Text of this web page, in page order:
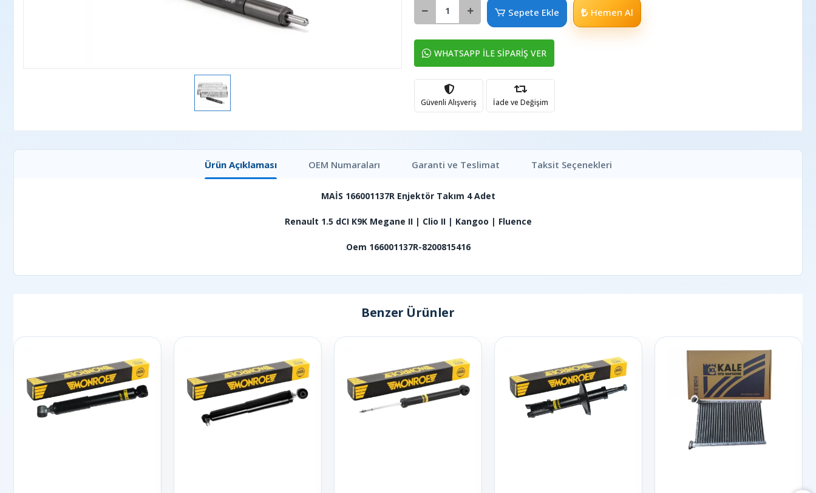
Sepete Ekle Hemen Al
WHATSAPP İLE SİPARİŞ VER
Güvenli Alışveriş İade ve Değişim
Ürün Açıklaması Garanti ve Teslimat Taksit Seçenekleri
OEM Numaraları
MAİS 166001137R Enjektör Takım 4 Adet
Renault 1.5 dCI K9K Megane II | Clio II | Kangoo | Fluence
Oem 166001137R-8200815416
Benzer Ürünler